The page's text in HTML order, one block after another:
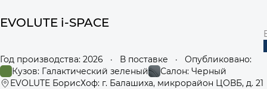
EVOLUTE i-SPACE
Год производства: 2026 · В поставке ·
Опубликовано:
Кузов: Галактический зеленый
Салон: Черный
EVOLUTE БорисХоф: г. Балашиха, микрорайон ЦОВБ, д. 21